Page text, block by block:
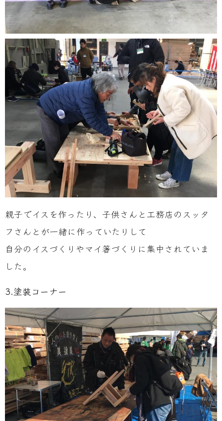
親子でイスを作ったり、子供さんと工務店のスッタ
フさんとが一緒に作っていたりして
自分のイスづくりやマイ箸づくりに集中されていま
した。
3.塗装コーナー